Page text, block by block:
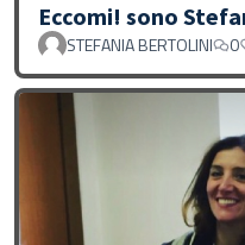
Eccomi! sono
STEFANIA BERTOLINI 0